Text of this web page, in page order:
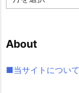
ー
ブ
About
■当サイトについて